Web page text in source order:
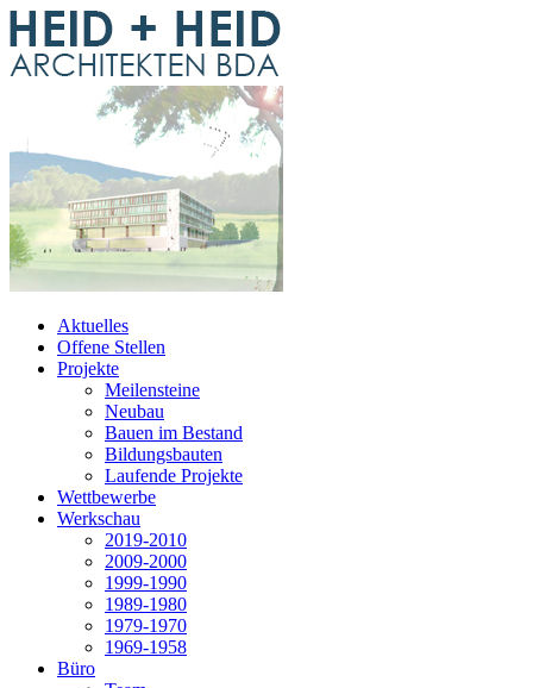
Aktuelles
Offene Stellen
Projekte
Meilensteine
Neubau
Bauen im Bestand
Bildungsbauten
Laufende Projekte
Wettbewerbe
Werkschau
2019-2010
2009-2000
1999-1990
1989-1980
1979-1970
1969-1958
Büro